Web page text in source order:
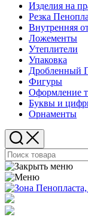
Изделия на
Резка
Внутренняя
Ложементы
Утеплители
Упаковка
Дробленный
Фигуры
Оформление
Буквы и
Орнаменты